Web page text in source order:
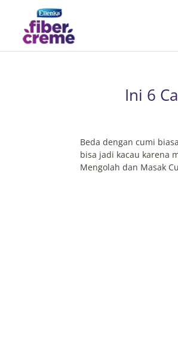
Ini 6
Beda dengan cumi
bisa jadi kacau karena
Mengolah dan Masak